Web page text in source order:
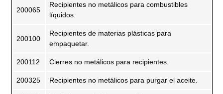
200065
Recipientes no metálicos para combustibles
líquidos.
200100
Recipientes de materias plásticas para
empaquetar.
200112 Cierres no metálicos para recipientes.
200325 Recipientes no metálicos para purgar el aceite.